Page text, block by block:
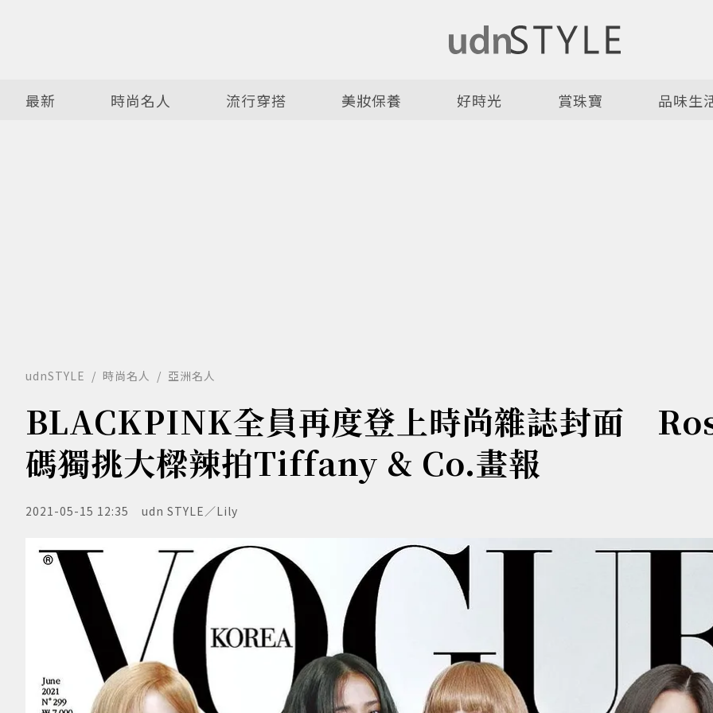
最新 時尚名人 流行穿搭 美妝保養 好時光 賞珠寶 品味生
udnSTYLE 時尚名人 亞洲名人
BLACKPINK全員再度登上時尚雜誌封面
碼獨挑大樑辣拍Tiffany & Co.畫報
2021-05-15 12:35 udn STYLE／Lily